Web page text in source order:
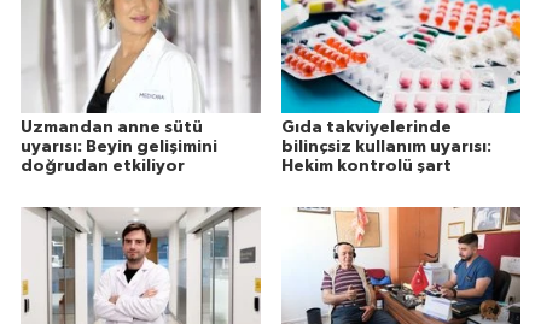
Uzmandan anne sütü
uyarısı: Beyin gelişimini
doğrudan etkiliyor
Gıda takviyelerinde
bilinçsiz kullanım uyarısı:
Hekim kontrolü şart